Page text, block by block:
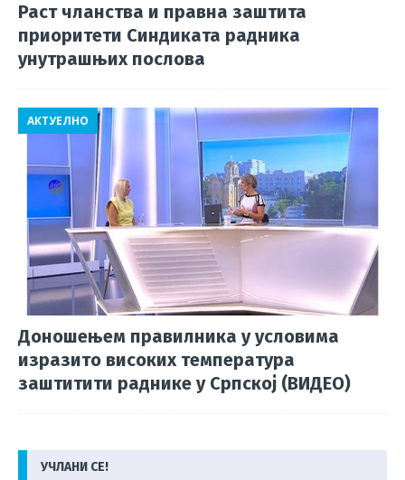
Раст чланства и правна заштита
приоритети Синдиката радника
унутрашњих послова
Доношењем правилника у условима
изразито високих температура
заштитити раднике у Српској (ВИДЕО)
АКТУЕЛНО
УЧЛАНИ СЕ!